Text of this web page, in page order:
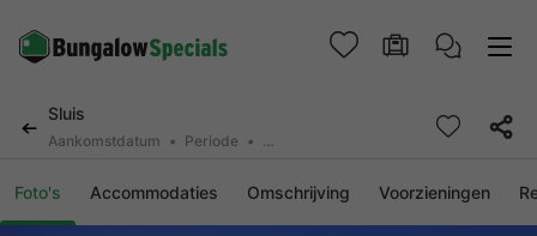
Sluis
Aankomstdatum Periode 2 personen, 0 huisdier
Foto's Accommodaties Omschrijving Voorzieningen